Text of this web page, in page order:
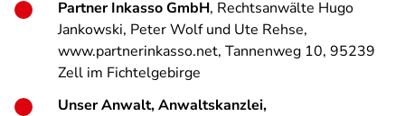
Partner Inkasso GmbH, Rechtsanwälte Hugo
Jankowski, Peter Wolf und Ute Rehse,
www.partnerinkasso.net, Tannenweg 10, 95239
Zell im Fichtelgebirge
Unser Anwalt, Anwaltskanzlei,